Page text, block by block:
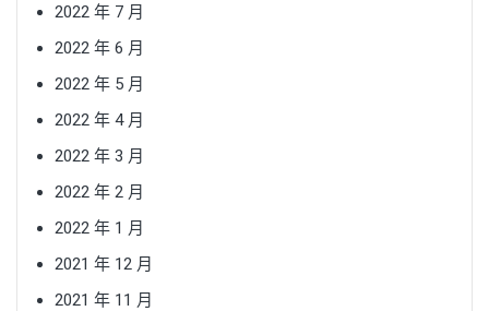
2022 年 7 月
2022 年 6 月
2022 年 5 月
2022 年 4 月
2022 年 3 月
2022 年 2 月
2022 年 1 月
2021 年 12 月
2021 年 11 月